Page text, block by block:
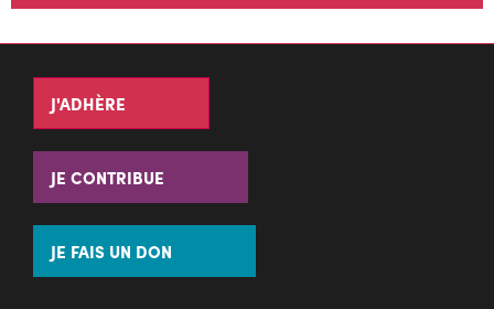
J'ADHÈRE
JE CONTRIBUE
JE FAIS UN DON